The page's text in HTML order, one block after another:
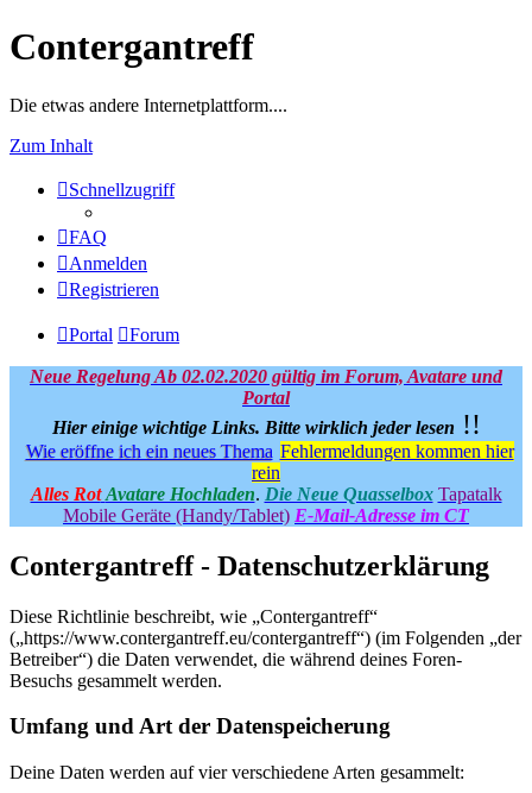
Contergantreff
Die etwas andere Internetplattform....
Zum Inhalt
Schnellzugriff
FAQ
Anmelden
Registrieren
Portal Forum
Neue Regelung Ab 02.02.2020 gültig im Forum, Avatare und
Portal
Hier einige wichtige Links. Bitte wirklich jeder lesen !!
Wie eröffne ich ein neues Thema Fehlermeldungen kommen hier
rein
Alles Rot Avatare Hochladen. Die Neue Quasselbox Tapatalk
Mobile Geräte (Handy/Tablet) E-Mail-Adresse im CT
Contergantreff - Datenschutzerklärung
Diese Richtlinie beschreibt, wie „Contergantreff“
(„https://www.contergantreff.eu/contergantreff“) (im Folgenden „der
Betreiber“) die Daten verwendet, die während deines Foren-
Besuchs gesammelt werden.
Umfang und Art der Datenspeicherung
Deine Daten werden auf vier verschiedene Arten gesammelt: